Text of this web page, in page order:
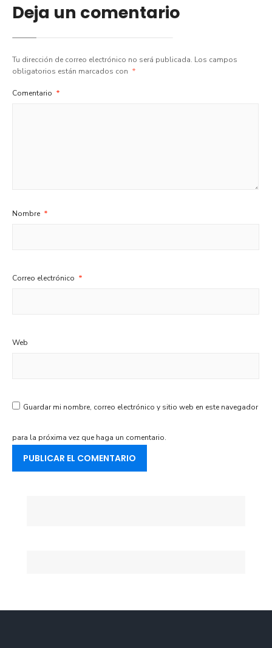
Deja un comentario
Tu dirección de correo electrónico no será publicada. Los campos
obligatorios están marcados con *
Comentario *
Nombre *
Correo electrónico *
Web
Guardar mi nombre, correo electrónico y sitio web en este navegador
para la próxima vez que haga un comentario.